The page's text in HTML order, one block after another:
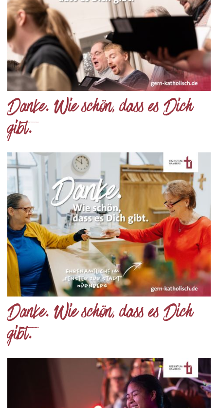
Danke. Wie schön, dass es Dich
gibt.
Danke. Wie schön, dass es Dich
gibt.